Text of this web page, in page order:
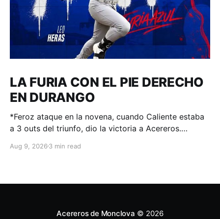
LA FURIA CON EL PIE DERECHO
EN DURANGO
*Feroz ataque en la novena, cuando Caliente estaba
a 3 outs del triunfo, dio la victoria a Acereros.
del triunfo estaba Durango cuando inició la 9na alta,
Aug 9, 2026 3 min read
Acereros de Monclova © 2026